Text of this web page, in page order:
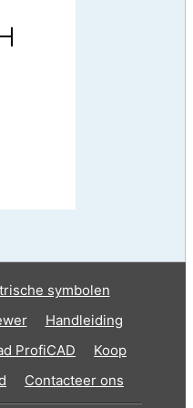
symbolen
Handleiding
ProfiCAD
Koop
Contacteer ons